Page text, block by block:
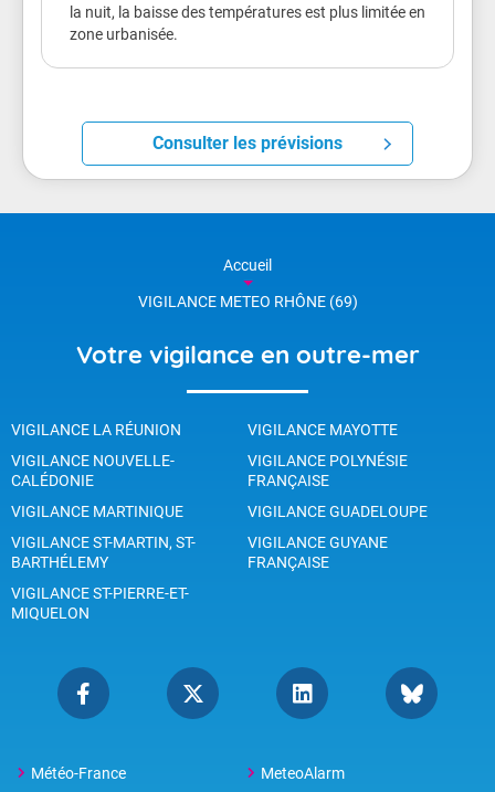
la nuit, la baisse des températures est plus limitée en
zone urbanisée.
Consulter les prévisions
Accueil
VIGILANCE METEO RHÔNE (69)
Votre vigilance en outre-mer
VIGILANCE LA RÉUNION
VIGILANCE MAYOTTE
VIGILANCE NOUVELLE-
CALÉDONIE
VIGILANCE POLYNÉSIE
FRANÇAISE
VIGILANCE MARTINIQUE
VIGILANCE GUADELOUPE
VIGILANCE ST-MARTIN, ST-
BARTHÉLEMY
VIGILANCE GUYANE
FRANÇAISE
VIGILANCE ST-PIERRE-ET-
MIQUELON
Météo-France MeteoAlarm